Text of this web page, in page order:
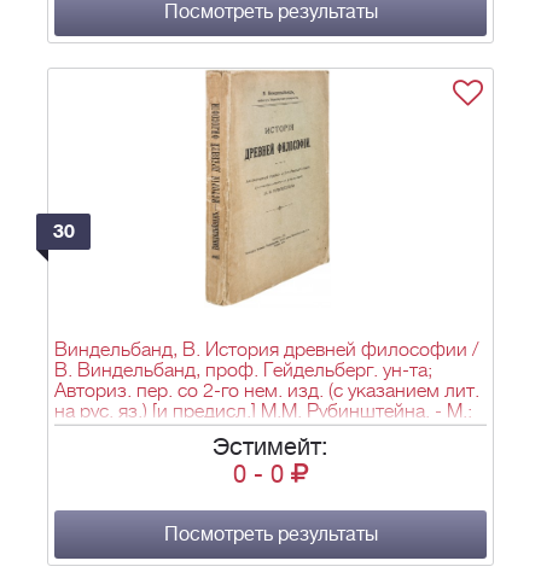
Посмотреть результаты
30
Виндельбанд, В. История древней философии /
В. Виндельбанд, проф. Гейдельберг. ун-та;
Авториз. пер. со 2-го нем. изд. (с указанием лит.
на рус. яз.) [и предисл.] М.М. Рубинштейна. - М.:
тип. Рус. т-ва, 1911. - XVI, 397 с.; 24,4х16,7 см.
Эстимейт:
0 - 0
Посмотреть результаты